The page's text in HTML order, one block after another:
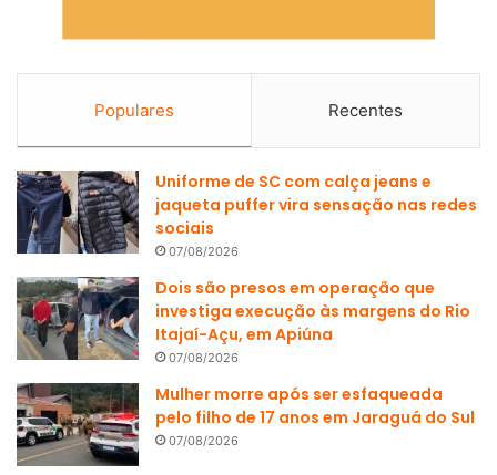
Populares Recentes
Uniforme de SC com calça jeans e
jaqueta puffer vira sensação nas redes
sociais
07/08/2026
Dois são presos em operação que
investiga execução às margens do Rio
Itajaí-Açu, em Apiúna
07/08/2026
Mulher morre após ser esfaqueada
pelo filho de 17 anos em Jaraguá do Sul
07/08/2026